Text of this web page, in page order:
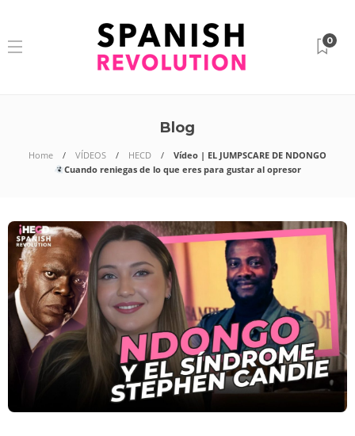
0
Blog
Home VÍDEOS HECD
Vídeo | EL JUMPSCARE DE NDONGO
Cuando reniegas de lo que eres para gustar al opresor